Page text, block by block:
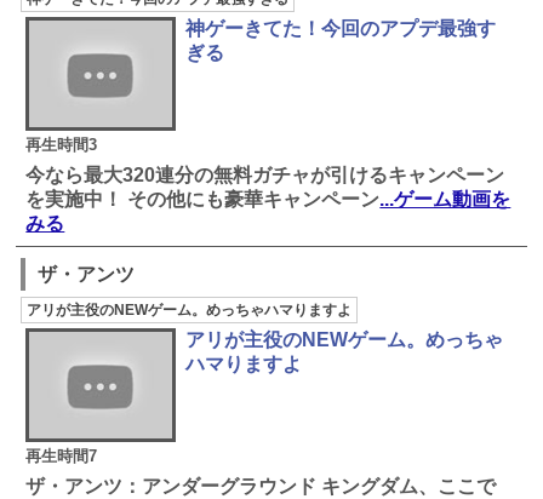
再生時間3
神ゲーきてた！今回のアプデ最強す
ぎる
今なら最大320連分の無料ガチャが引けるキャンペーン
を実施中！ その他にも豪華キャンペーン...ゲーム動画を
みる
ザ・アンツ
アリが主役のNEWゲーム。めっちゃハマりますよ
再生時間7
アリが主役のNEWゲーム。めっちゃ
ハマりますよ
ザ・アンツ：アンダーグラウンド キングダム、ここで